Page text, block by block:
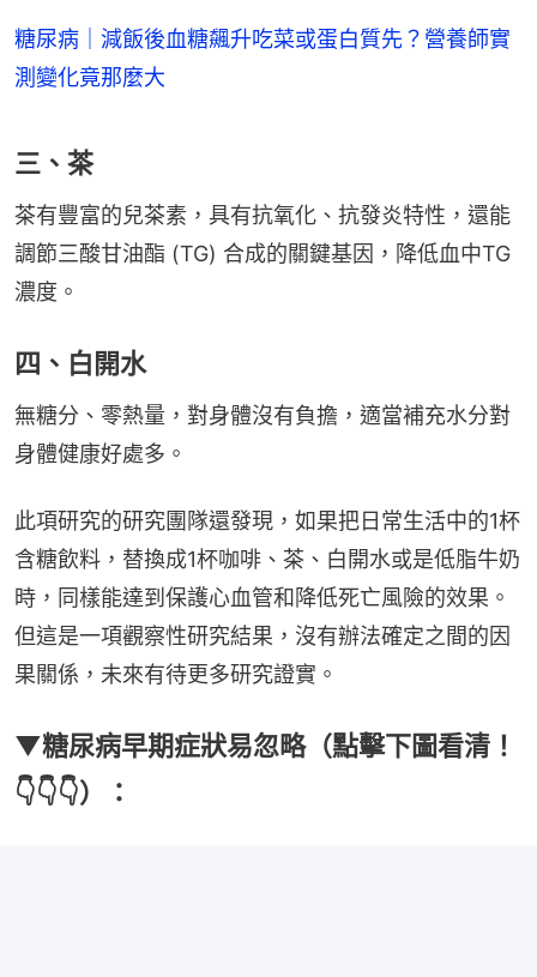
糖尿病｜減飯後血糖飆升吃菜或蛋白質先？營養師實
測變化竟那麼大
三、茶
茶有豐富的兒茶素，具有抗氧化、抗發炎特性，還能
調節三酸甘油酯 (TG) 合成的關鍵基因，降低血中TG
濃度。
四、白開水
無糖分、零熱量，對身體沒有負擔，適當補充水分對
身體健康好處多。
此項研究的研究團隊還發現，如果把日常生活中的1杯
含糖飲料，替換成1杯咖啡、茶、白開水或是低脂牛奶
時，同樣能達到保護心血管和降低死亡風險的效果。
但這是一項觀察性研究結果，沒有辦法確定之間的因
果關係，未來有待更多研究證實。
▼糖尿病早期症狀易忽略（點擊下圖看清！
👇👇👇）：